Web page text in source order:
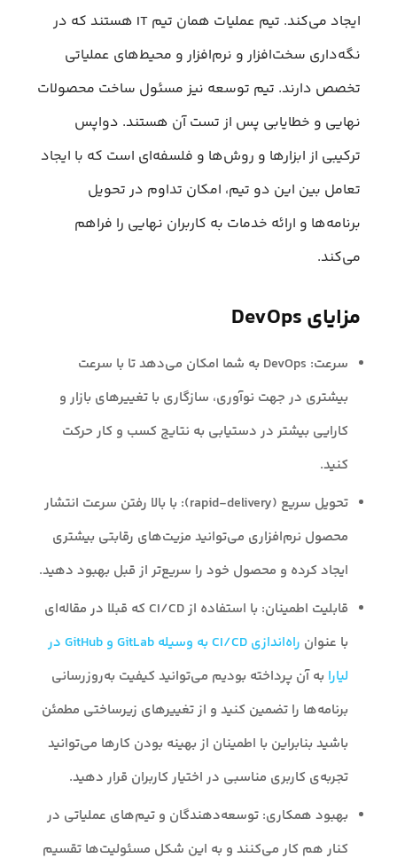
ایجاد می‌کند. تیم عملیات همان تیم IT هستند که در
نگه‌داری سخت‌افزار و نرم‌افزار و محیط‌های عملیاتی
تخصص دارند. تیم توسعه نیز مسئول ساخت محصولات
نهایی و خطایابی پس از تست آن هستند. دواپس
ترکیبی از ابزارها و روش‌ها و فلسفه‌ای است که با ایجاد
تعامل بین این دو تیم، امکان تداوم در تحویل
برنامه‌ها و ارائه خدمات به کاربران نهایی را فراهم
می‌کند.
مزایای DevOps
سرعت: DevOps به شما امکان می‌دهد تا با سرعت
بیشتری در جهت نوآوری، سازگاری با تغییرهای بازار و
کارایی بیشتر در دستیابی به نتایج کسب و کار حرکت
کنید.
تحویل سریع (rapid-delivery): با بالا رفتن سرعت انتشار
محصول نرم‌افزاری می‌توانید مزیت‌های رقابتی بیشتری
ایجاد کرده و محصول خود را سریع‌تر از قبل بهبود دهید.
قابلیت اطمینان: با استفاده از CI/CD که قبلا در مقاله‌ای
با عنوان
راه‌اندازی CI/CD به وسیله GitLab و GitHub در
لیارا به آن پرداخته بودیم می‌توانید کیفیت به‌روزرسانی
برنامه‌ها را تضمین کنید و از تغییرهای زیرساختی مطمئن
باشید بنابراین با اطمینان از بهینه بودن کارها می‌توانید
تجربه‌ی کاربری مناسبی در اختیار کاربران قرار دهی‍د.
بهبود همکاری: توسعه‌دهندگان و تیم‌های عملیاتی در
کنار هم کار می‌کنند و به این شکل مسئولیت‌ها تقسیم